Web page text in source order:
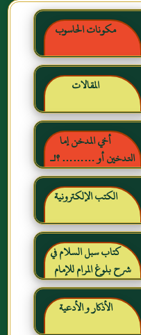
مكونات الحاسوب
المقالات
أخي المدخن إما
التدخين أو ……… ؟!ـ
حقائق وأرقام ناطقة ، لكن
لا يسمعها المدخنون حرره
خالد بن عبد الرحمن بن حمد
الشايع
الكتب الإلكترونية
كتاب سبل السلام في
شرح بلوغ المرام للإمام
الصنعاني رحمه الله
الأذكار و الأدعية